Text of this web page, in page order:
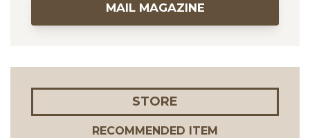
MAIL MAGAZINE
STORE
RECOMMENDED ITEM